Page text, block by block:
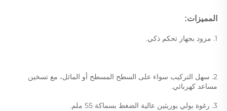
المميزات:
1. مزود بجهاز تحكم ذكي.
مساعد كهربائي.
3. رغوة بولي يوريثين عالية الضغط بسماكة 55 ملم.